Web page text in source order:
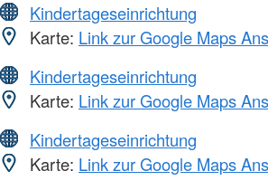
Kindertageseinrichtung
Karte: Link zur Google Maps
Kindertageseinrichtung
Karte: Link zur Google Maps
Kindertageseinrichtung
Karte: Link zur Google Maps